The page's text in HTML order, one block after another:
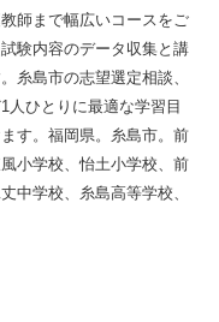
師まで幅広いコースをご
験内容のデータ収集と講
糸島市の志望選定相談、
人ひとりに最適な学習目
す。福岡県。糸島市。前
小学校、怡土小学校、前
中学校、糸島高等学校、